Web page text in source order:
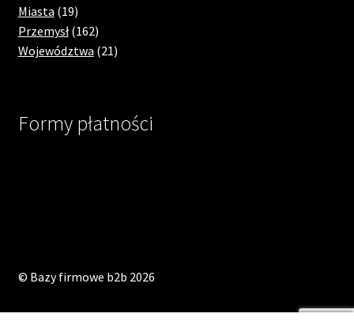
Miasta 1919
products
Przemysł 162162
products
Województwa 2121
Formy płatności
© Bazy firmowe b2b 2026